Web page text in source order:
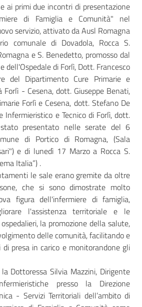
ai primi due incontri di presentazione
di Famiglia e Comunità" nel
servizio, attivato da Ausl Romagna
comunale di Dovadola, Rocca S.
e S. Benedetto, promosso dal
dell'Ospedale di Forlì, Dott. Francesco
del Dipartimento Cure Primarie e
Forlì - Cesena, dott. Giuseppe Benati,
Forlì e Cesena, dott. Stefano De
Infermieristico e Tecnico di Forlì, dott.
presentato nelle serate del 6
di Portico di Romagna, (Sala
e di lunedì 17 Marzo a Rocca S.
Italia”) .
le sale erano gremite da oltre
che si sono dimostrate molto
figura dell'infermiere di famiglia,
l'assistenza territoriale e le
la promozione della salute,
delle comunità, facilitando e
di presa in carico e monitorandone gli
Dottoressa Silvia Mazzini, Dirigente
presso la Direzione
- Servizi Territoriali dell’ambito di